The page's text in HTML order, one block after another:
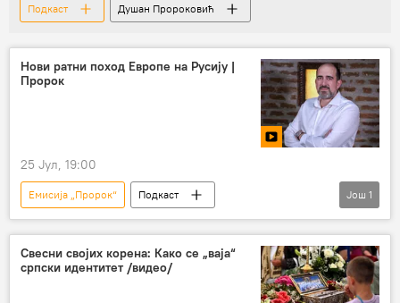
Подкаст Душан Пророковић
Нови ратни поход Европе на Русију |
Пророк
25 Јул, 19:00
Емисија „Пророк“
Подкаст
Душан Пророковић
Још 1
Свесни својих корена: Како се „ваја“
српски идентитет /видео/